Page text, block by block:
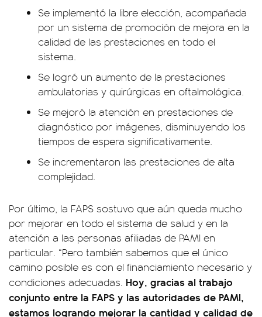
Se implementó la libre elección, acompañada
por un sistema de promoción de mejora en la
calidad de las prestaciones en todo el
sistema.
Se logró un aumento de la prestaciones
ambulatorias y quirúrgicas en oftalmológica.
Se mejoró la atención en prestaciones de
diagnóstico por imágenes, disminuyendo los
tiempos de espera significativamente.
Se incrementaron las prestaciones de alta
complejidad.
Por último, la FAPS sostuvo que aún queda mucho
por mejorar en todo el sistema de salud y en la
atención a las personas afiliadas de PAMI en
particular. “Pero también sabemos que el único
camino posible es con el financiamiento necesario y
condiciones adecuadas. Hoy, gracias al trabajo
conjunto entre la FAPS y las autoridades de PAMI,
estamos logrando mejorar la cantidad y calidad de